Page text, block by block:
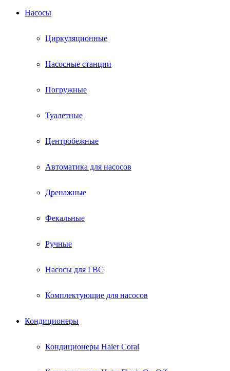
Насосы
Циркуляционные
Насосные станции
Погружные
Туалетные
Центробежные
Автоматика для насосов
Дренажные
Фекальные
Ручные
Насосы для ГВС
Комплектующие для насосов
Кондиционеры
Кондиционеры Haier Coral